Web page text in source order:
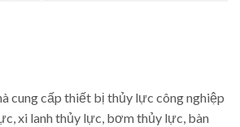
cung cấp thiết bị thủy lực công nghiệp
xi lanh thủy lực, bơm thủy lực, bàn